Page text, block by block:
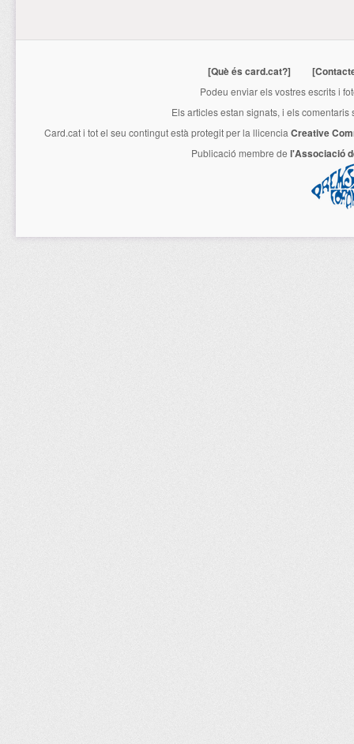
[Què és card.cat?]
Podeu enviar els vostres escrits i
Els articles estan signats, i els
Card.cati tot el seu contingut està protegit per la llicencia Creative
Publicació membre de l'Associació